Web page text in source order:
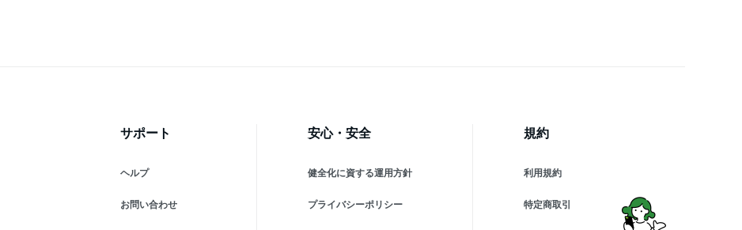
サポート
ヘルプ
お問い合わせ
安心・安全
健全化に資する運用方針
プライバシーポリシー
規約
利用規約
特定商取引